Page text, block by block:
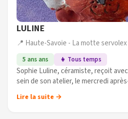
LULINE
📍 Haute-Savoie - La motte servolex
5 ans ans 👧 Tous temps
Sophie Luline, céramiste, reçoit avec bonheur les enfants au
sein de son atelier, le mercredi
C'est dans un groupe de 5 enfants (...)
Lire la suite →